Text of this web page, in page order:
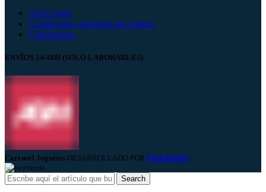
Aviso legal
Condiciones generales de compra
Contáctanos
ENVÍOS 24/48H (SOLO LABORABLES)
Carrusel Juguetes DESARROLLADO POR PIXERAMA.
Search